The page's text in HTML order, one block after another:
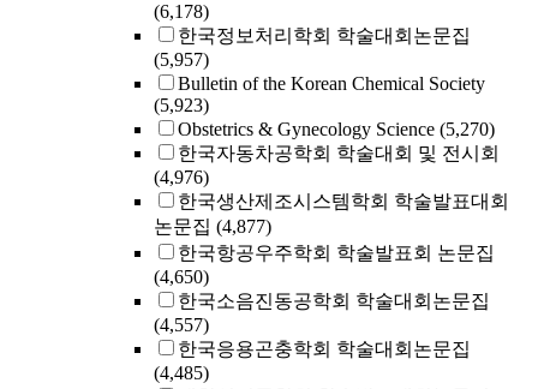
(6,178)
한국정보처리학회 학술대회논문집
(5,957)
Bulletin of the Korean Chemical Society
(5,923)
Obstetrics & Gynecology Science (5,270)
한국자동차공학회 학술대회 및 전시회
(4,976)
한국생산제조시스템학회 학술발표대회
논문집 (4,877)
한국항공우주학회 학술발표회 논문집
(4,650)
한국소음진동공학회 학술대회논문집
(4,557)
한국응용곤충학회 학술대회논문집
(4,485)